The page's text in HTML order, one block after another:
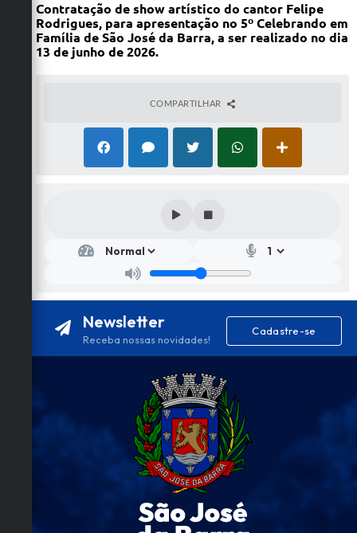
Contratação de show artístico do cantor Felipe
Rodrigues, para apresentação no 5º Celebrando em
Família de São José da Barra, a ser realizado no dia
13 de junho de 2026.
COMPARTILHAR
Newsletter
Receba nossas novidades!
Cadastre-se